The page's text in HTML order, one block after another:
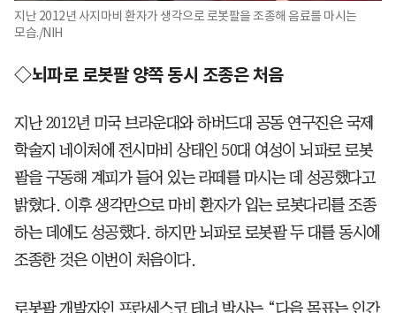
지난 2012년 사지마비 환자가 생각으로 로봇팔을 조종해 음료를 마시는
모습./NIH
◇뇌파로 로봇팔 양쪽 동시 조종은 처음
지난 2012년 미국 브라운대와 하버드대 공동 연구진은 국제
학술지 네이처에 전시마비 상태인 50대 여성이 뇌파로 로봇
팔을 구동해 계피가 들어 있는 라떼를 마시는 데 성공했다고
밝혔다. 이후 생각만으로 마비 환자가 입는 로봇다리를 조종
하는 데에도 성공했다. 하지만 뇌파로 로봇팔 두 대를 동시에
조종한 것은 이번이 처음이다.
로봇팔 개발자인 프란세스코 테너 박사는 “다음 목표는 인간